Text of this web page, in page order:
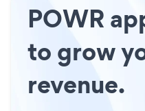
POWR
to grow
revenue.